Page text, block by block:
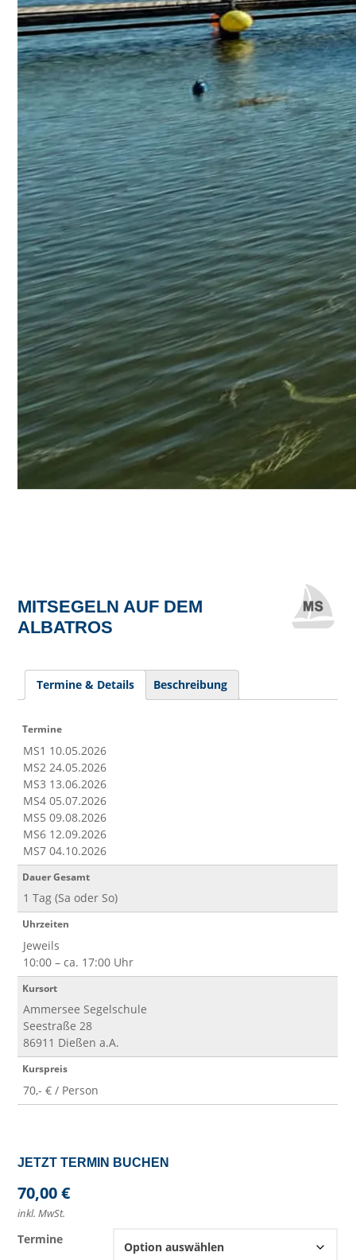
MITSEGELN AUF DEM
ALBATROS
Termine & Details Beschreibung
Termine
MS1 10.05.2026
MS2 24.05.2026
MS3 13.06.2026
MS4 05.07.2026
MS5 09.08.2026
MS6 12.09.2026
MS7 04.10.2026
Dauer Gesamt
1 Tag (Sa oder So)
Uhrzeiten
Jeweils
10:00 – ca. 17:00 Uhr
Kursort
Ammersee Segelschule
Seestraße 28
86911 Dießen a.A.
Kurspreis
70,- € / Person
70,00€
inkl. MwSt.
Termine